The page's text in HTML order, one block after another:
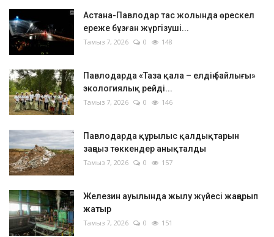
Астана-Павлодар тас жолында өрескел
ереже бұзған жүргізуші...
Тамыз 7, 2026 0 148
Павлодарда «Таза қала – елдің байлығы»
экологиялық рейді...
Тамыз 7, 2026 0 146
Павлодарда құрылыс қалдықтарын
заңсыз төккендер анықталды
Тамыз 7, 2026 0 157
Железин ауылында жылу жүйесі жаңарып
жатыр
Тамыз 7, 2026 0 151